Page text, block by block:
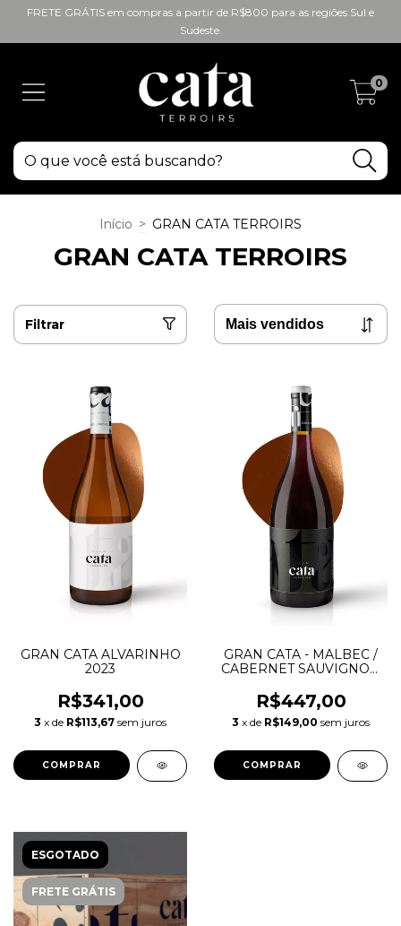
FRETE GRÁTIS em compras a partir de R$800 para as regiões Sul e
Sudeste.
0
Início > GRAN CATA TERROIRS
GRAN CATA TERROIRS
Filtrar
GRAN CATA ALVARINHO
2023
R$341,00
3 x de R$113,67 sem juros
GRAN CATA - MALBEC /
CABERNET SAUVIGNON
R$447,00
3 x de R$149,00 sem juros
ESGOTADO
FRETE GRÁTIS